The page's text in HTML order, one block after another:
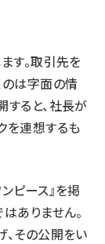
す。取引先を
のは字面の情
ると、社長が
を連想するも
ピース』を掲
ありません。
その公開をい